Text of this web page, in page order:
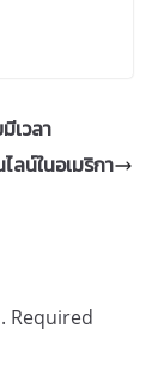
เวลา
ลน์ในอเมริกา
Required